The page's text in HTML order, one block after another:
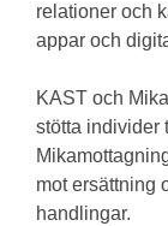
relationer och
appar och
KAST och
stötta individer
mot ersättning
handlingar.